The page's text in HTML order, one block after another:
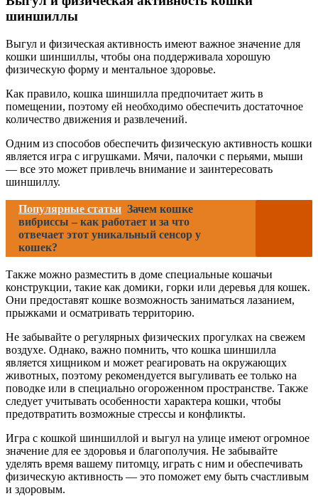
шиншиллы
Выгул и физическая активность имеют важное значение для
кошки шиншиллы, чтобы она поддерживала хорошую
физическую форму и ментальное здоровье.
Как правило, кошка шиншилла предпочитает жить в
помещении, поэтому ей необходимо обеспечить достаточное
количество движения и развлечений.
Одним из способов обеспечить физическую активность кошки
является игра с игрушками. Мячи, палочки с перьями, мыши
— все это может привлечь внимание и заинтересовать
шиншиллу.
Популярные статьи Зачем кошке
вибриссы – как работает и за что
отвечает этот уникальный сенсор у
кошек?
Также можно разместить в доме специальные кошачьи
конструкции, такие как домики, горки или деревья для кошек.
Они предоставят кошке возможность заниматься лазанием,
прыжками и осматривать территорию.
Не забывайте о регулярных физических прогулках на свежем
воздухе. Однако, важно помнить, что кошка шиншилла
является хищником и может реагировать на окружающих
животных, поэтому рекомендуется выгуливать ее только на
поводке или в специально огороженном пространстве. Также
следует учитывать особенности характера кошки, чтобы
предотвратить возможные стрессы и конфликты.
Игра с кошкой шиншиллой и выгул на улице имеют огромное
значение для ее здоровья и благополучия. Не забывайте
уделять время вашему питомцу, играть с ним и обеспечивать
физическую активность — это поможет ему быть счастливым
и здоровым.